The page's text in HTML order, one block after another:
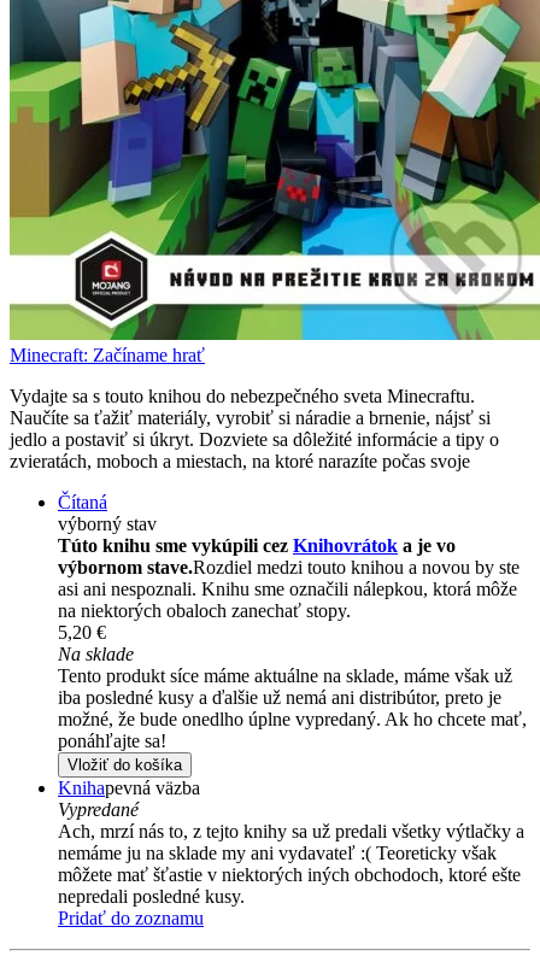
Minecraft: Začíname hrať
Vydajte sa s touto knihou do nebezpečného sveta Minecraftu.
Naučíte sa ťažiť materiály, vyrobiť si náradie a brnenie, nájsť si
jedlo a postaviť si úkryt. Dozviete sa dôležité informácie a tipy o
zvieratách, moboch a miestach, na ktoré narazíte počas svoje
Čítaná
výborný stav
Túto knihu sme vykúpili cez Knihovrátok a je vo
výbornom stave.Rozdiel medzi touto knihou a novou by ste
asi ani nespoznali. Knihu sme označili nálepkou, ktorá môže
na niektorých obaloch zanechať stopy.
5,20 €
Na sklade
Tento produkt síce máme aktuálne na sklade, máme však už
iba posledné kusy a ďalšie už nemá ani distribútor, preto je
možné, že bude onedlho úplne vypredaný. Ak ho chcete mať,
ponáhľajte sa!
Vložiť do košíka
Knihapevná väzba
Vypredané
Ach, mrzí nás to, z tejto knihy sa už predali všetky výtlačky a
nemáme ju na sklade my ani vydavateľ :( Teoreticky však
môžete mať šťastie v niektorých iných obchodoch, ktoré ešte
nepredali posledné kusy.
Pridať do zoznamu